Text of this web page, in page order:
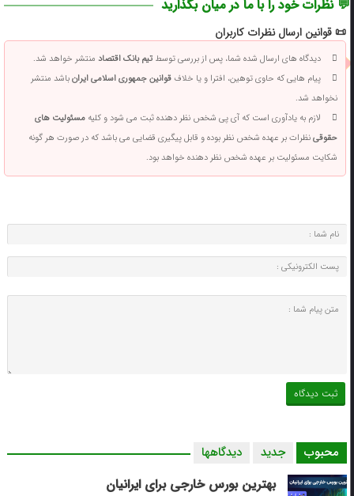
💬 نظرات خود را با ما در میان بگذارید
📜 قوانین ارسال نظرات کاربران
دیدگاه های ارسال شده شما، پس از بررسی توسطتیم بانک اقتصادمنتشر خواهد شد.
پیام هایی که حاوی توهین، افترا و یا خلافقوانین جمهوری اسلامی ایرانباشد منتشر
نخواهد شد.
لازم به یادآوری است که آی پی شخص نظر دهنده ثبت می شود و کلیهمسئولیت های
حقوقینظرات بر عهده شخص نظر بوده و قابل پیگیری قضایی می باشد که در صورت هر گونه
شکایت مسئولیت بر عهده شخص نظر دهنده خواهد بود.
محبوب جدید دیدگاهها
بهترین بورس خارجی برای ایرانیان